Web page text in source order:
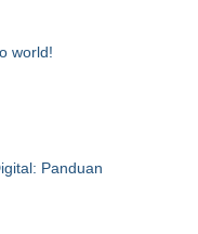
world!
Panduan